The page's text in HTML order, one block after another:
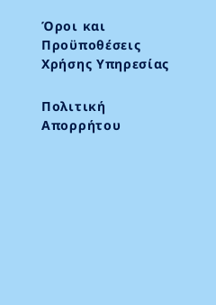
Όροι και
Προϋποθέσεις
Χρήσης Υπηρεσίας
Πολιτική
Απορρήτου